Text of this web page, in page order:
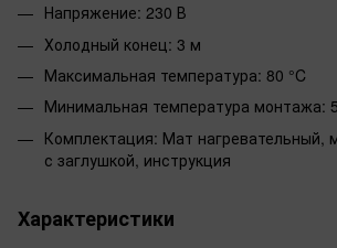
Напряжение: 230 В
Холодный конец: 3 м
Максимальная температура: 80 °C
Минимальная температура монтажа:
Комплектация: Мат нагревательный,
с заглушкой, инструкция
Характеристики